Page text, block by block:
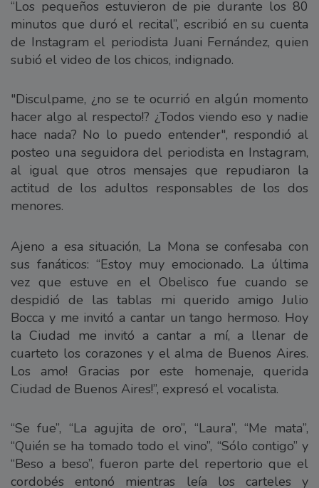
“Los pequeños estuvieron de pie durante los 80
minutos que duró el recital”, escribió en su cuenta
de Instagram el periodista Juani Fernández, quien
subió el video de los chicos, indignado.
"Disculpame, ¿no se te ocurrió en algún momento
hacer algo al respecto!? ¿Todos viendo eso y nadie
hace nada? No lo puedo entender", respondió al
posteo una seguidora del periodista en Instagram,
al igual que otros mensajes que repudiaron la
actitud de los adultos responsables de los dos
menores.
Ajeno a esa situación, La Mona se confesaba con
sus fanáticos: “Estoy muy emocionado. La última
vez que estuve en el Obelisco fue cuando se
despidió de las tablas mi querido amigo Julio
Bocca y me invitó a cantar un tango hermoso. Hoy
la Ciudad me invitó a cantar a mí, a llenar de
cuarteto los corazones y el alma de Buenos Aires.
Los amo! Gracias por este homenaje, querida
Ciudad de Buenos Aires!”, expresó el vocalista.
“Se fue”, “La agujita de oro”, “Laura”, “Me mata”,
“Quién se ha tomado todo el vino”, “Sólo contigo” y
“Beso a beso”, fueron parte del repertorio que el
cordobés entonó mientras leía los carteles y